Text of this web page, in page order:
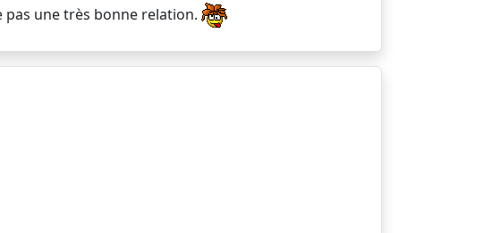
pas une très bonne relation.